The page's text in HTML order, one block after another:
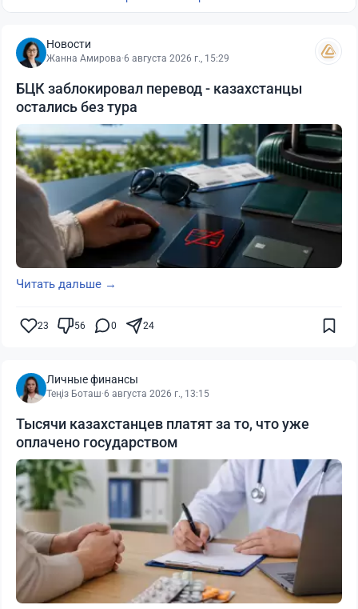
Новости
Жанна Амирова·6 августа 2026 г., 15:29
БЦК заблокировал перевод - казахстанцы
остались без тура
Читать дальше →
23 56 0 24
Личные финансы
Теңіз Боташ·6 августа 2026 г., 13:15
Тысячи казахстанцев платят за то, что уже
оплачено государством